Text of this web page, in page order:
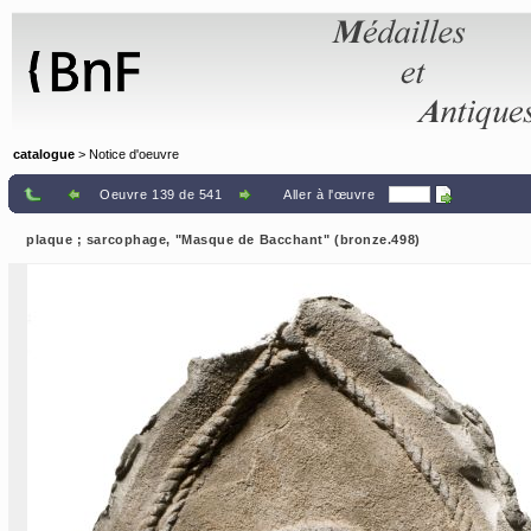
catalogue > Notice d'oeuvre
Oeuvre 139 de 541 Aller à l'œuvre
plaque ; sarcophage, "Masque de Bacchant" (bronze.498)